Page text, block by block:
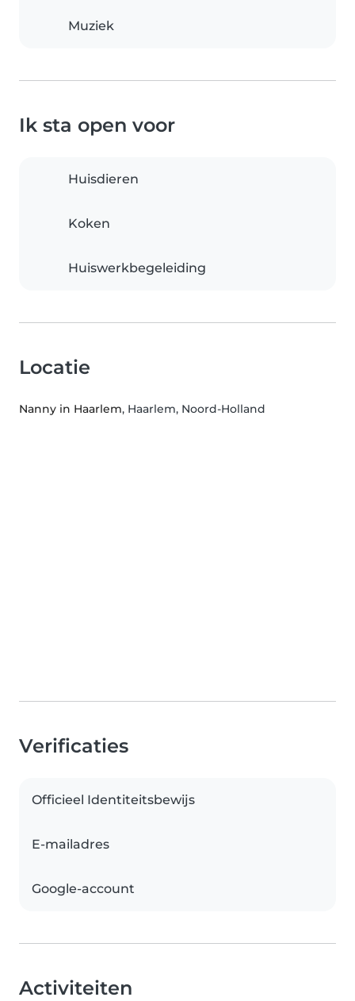
Muziek
Ik sta open voor
Huisdieren
Koken
Huiswerkbegeleiding
Locatie
Nanny in Haarlem, Haarlem, Noord-Holland
Verificaties
Officieel Identiteitsbewijs
E-mailadres
Google-account
Activiteiten